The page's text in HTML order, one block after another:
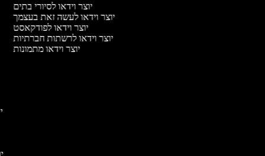
יוצר וידאו לסיורי בתים
יוצר וידאו לעשה זאת בעצמך
יוצר וידאו לפודקאסט
יוצר וידאו לרשתות חברתיות
יוצר וידאו מתמונות